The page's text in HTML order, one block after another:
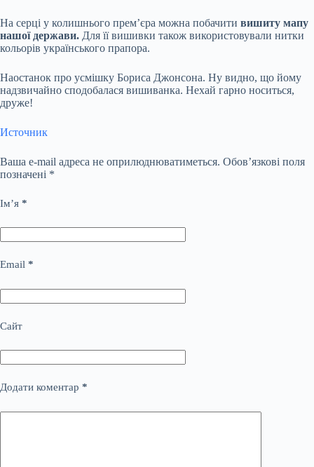
На серці у колишнього прем’єра можна побачити вишиту мапу
нашої держави. Для її вишивки також використовували нитки
кольорів українського прапора.
Наостанок про усмішку Бориса Джонсона. Ну видно, що йому
надзвичайно сподобалася вишиванка. Нехай гарно носиться,
друже!
Источник
Ваша e-mail адреса не оприлюднюватиметься. Обов’язкові поля
позначені *
Ім’я *
Email *
Сайт
Додати коментар *